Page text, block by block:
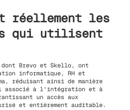
réellement les
qui utilisent
Brevo et Skello, ont
informatique, RH et
réduisant ainsi de manière
associé à l'intégration et à
un accès aux
et entièrement auditable.